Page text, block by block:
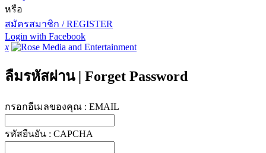
หรือ
สมัครสมาชิก / REGISTER
Login with Facebook
x
ลืมรหัสผ่าน | Forget Password
กรอกอีเมลของคุณ : EMAIL
รหัสยืนยัน : CAPCHA